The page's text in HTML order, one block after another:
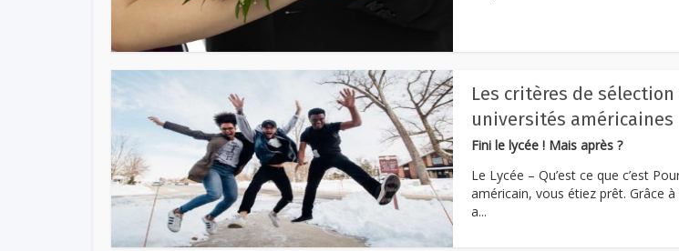
Les critères de sélection
universités américaines
Fini le lycée ! Mais après ?
Le Lycée – Qu’est ce que c’est
américain, vous étiez prêt. Grâce
a...